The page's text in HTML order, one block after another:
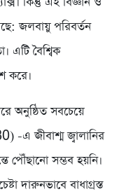
জলবায়ু পরিবর্তন
এটি বৈশ্বিক
করে।
অনুষ্ঠিত সবচেয়ে
-এ জীবাশ্ম জ্বালানির
পৌঁছানো সম্ভব হয়নি।
দারুনভাবে বাধাগ্রস্ত